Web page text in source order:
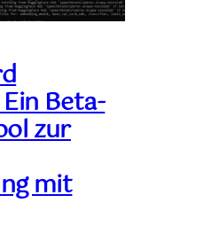
Beta-
zur
mit